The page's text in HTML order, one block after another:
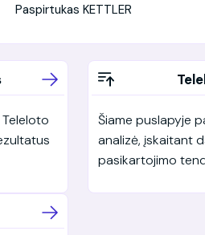
Paspirtukas KETTLER
Šiame puslapyje
analizė, įskaitant
pasikartojimo